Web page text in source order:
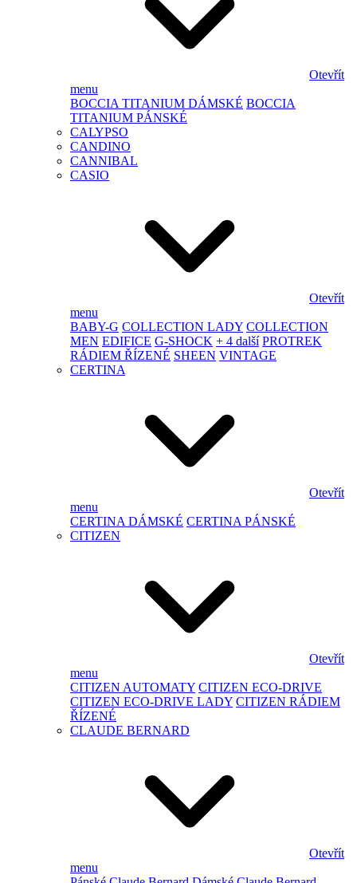
Otevřít
menu
BOCCIA TITANIUM DÁMSKÉ BOCCIA
TITANIUM PÁNSKÉ
CALYPSO
CANDINO
CANNIBAL
CASIO
Otevřít
menu
BABY-G COLLECTION LADY COLLECTION
MEN EDIFICE G-SHOCK + 4 další PROTREK
RÁDIEM ŘÍZENÉ SHEEN VINTAGE
CERTINA
Otevřít
menu
CERTINA DÁMSKÉ CERTINA PÁNSKÉ
CITIZEN
Otevřít
menu
CITIZEN AUTOMATY CITIZEN ECO-DRIVE
CITIZEN ECO-DRIVE LADY CITIZEN RÁDIEM
ŘÍZENÉ
CLAUDE BERNARD
Otevřít
menu